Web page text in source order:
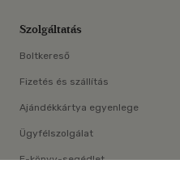
Szolgáltatás
Boltkereső
Fizetés és szállítás
Ajándékkártya egyenlege
Ügyfélszolgálat
E-könyv-segédlet